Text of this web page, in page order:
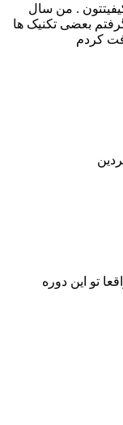
. من سال
بعضی تکنیک ها
کردم
تو این دوره